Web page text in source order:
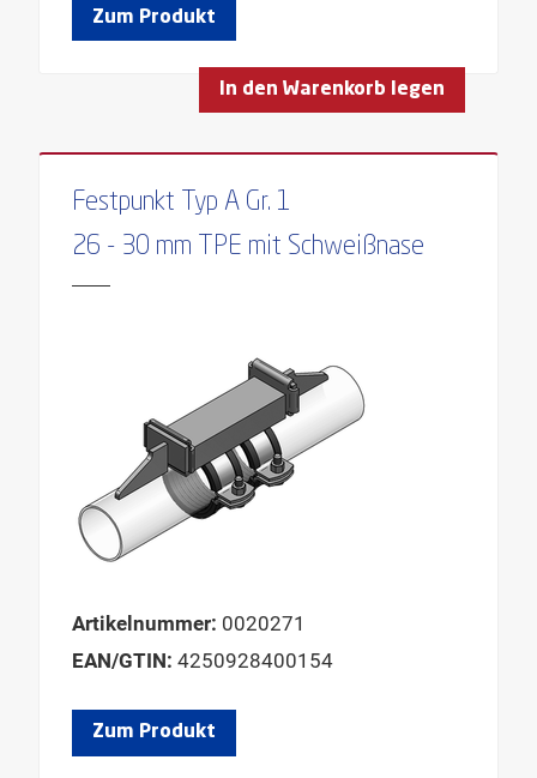
Zum Produkt
In den Warenkorb legen
Festpunkt Typ A Gr. 1
26 - 30 mm TPE mit Schweißnase
Artikelnummer: 0020271
EAN/GTIN: 4250928400154
Zum Produkt